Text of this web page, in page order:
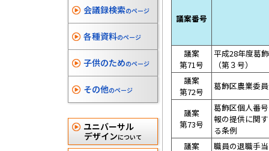
会議録検索のページ
各種資料のページ
子供のためのページ
その他のページ
ユニバーサル
デザインについて
議案番号
議案
第71号
平成28年度葛
（第３号）
議案
第72号
葛飾区農業委
議案
第73号
葛飾区個人番
報の提供に関
る条例
議案
職員の退職手